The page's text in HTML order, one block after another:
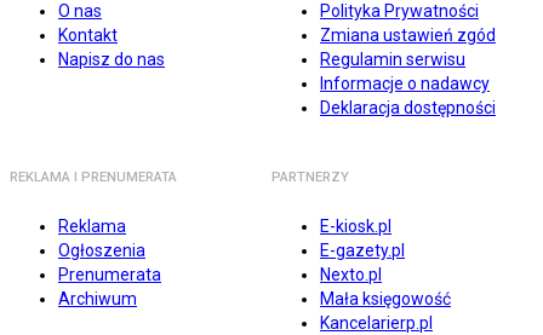
O nas
Kontakt
Napisz do nas
Polityka Prywatności
Zmiana ustawień zgód
Regulamin serwisu
Informacje o nadawcy
Deklaracja dostępności
REKLAMA I PRENUMERATA
Reklama
Ogłoszenia
Prenumerata
Archiwum
PARTNERZY
E-kiosk.pl
E-gazety.pl
Nexto.pl
Mała księgowość
Kancelarierp.pl